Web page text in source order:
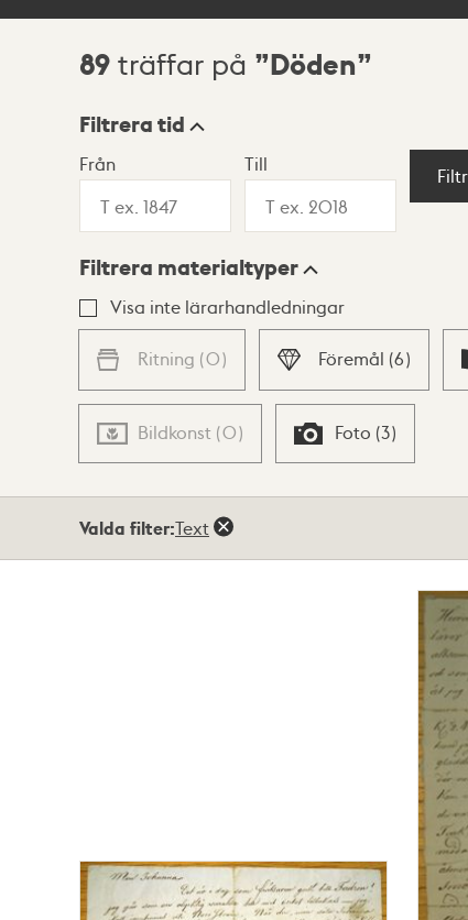
Sökresultat
89 träffar på Döden
Visningsläge
Lista Karta
Filtrera tid
Från Till
Filtrera materialtyper
Visa inte lärarhandledningar
Ritning (0) Föremål (6)
Bildkonst (0) Foto (3)
Valda filter:Text